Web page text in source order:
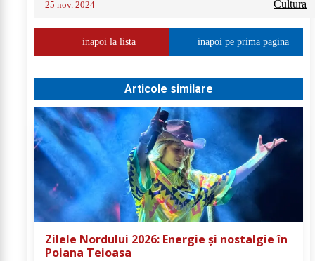
25 nov. 2024 Cultura
inapoi la lista inapoi pe prima pagina
Articole similare
Zilele Nordului 2026: Energie și nostalgie în
Poiana Teioasa